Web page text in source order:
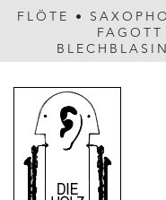
FLÖTE •
FAGOTT